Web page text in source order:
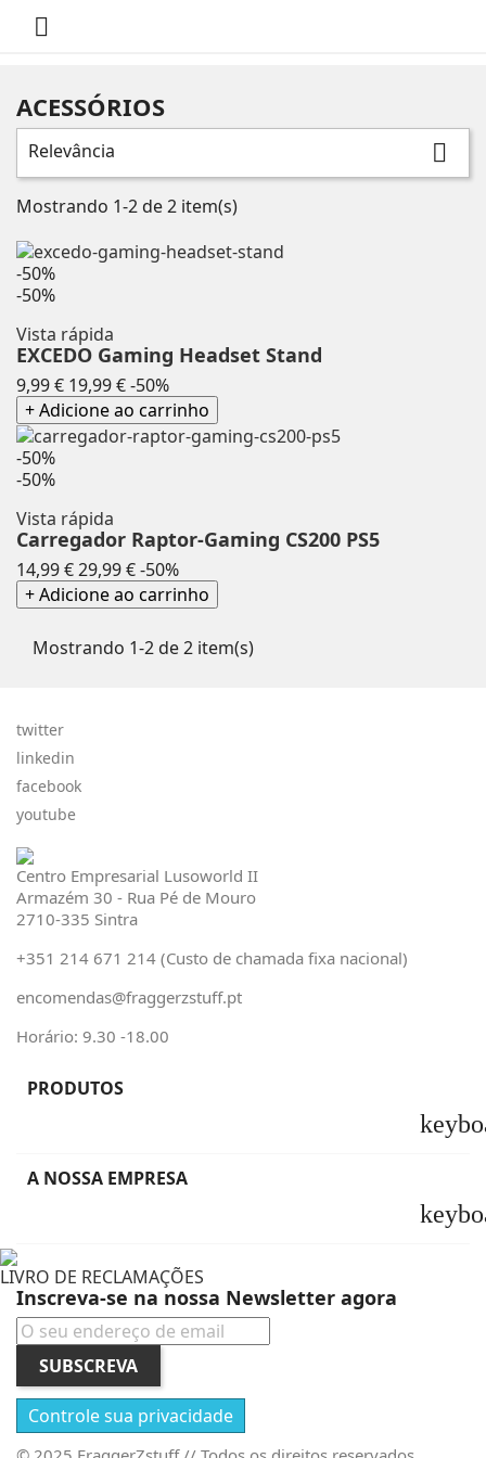

ACESSÓRIOS
Relevância 
Mostrando 1-2 de 2 item(s)
-50%
-50%
Vista rápida
EXCEDO Gaming Headset Stand
9,99 € Preço
normal
19,99 €-50%Preço
+ Adicione ao carrinho
-50%
-50%
Vista rápida
Carregador Raptor-Gaming CS200 PS5
14,99 €Preço
normal
29,99 €-50%Preço
+ Adicione ao carrinho
Mostrando 1-2 de 2 item(s)
twitter
linkedin
facebook
youtube
Centro Empresarial Lusoworld II
Armazém 30 - Rua Pé de Mouro
2710-335 Sintra
+351 214 671 214 (Custo de chamada fixa nacional)
encomendas@fraggerzstuff.pt
Horário: 9.30 -18.00
PRODUTOS
A NOSSA EMPRESA
LIVRO DE RECLAMAÇÕES
Inscreva-se na nossa Newsletter agora
SUBSCREVA
Controle sua privacidade